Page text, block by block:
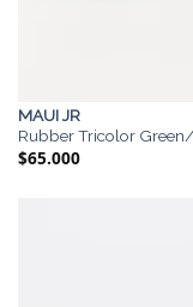
MAUI JR
Rubber Tricolor
$65.000